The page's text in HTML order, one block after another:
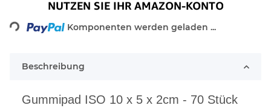
Loading... Komponenten werden geladen ...
Beschreibung
Gummipad ISO 10 x 5 x 2cm - 70 Stück